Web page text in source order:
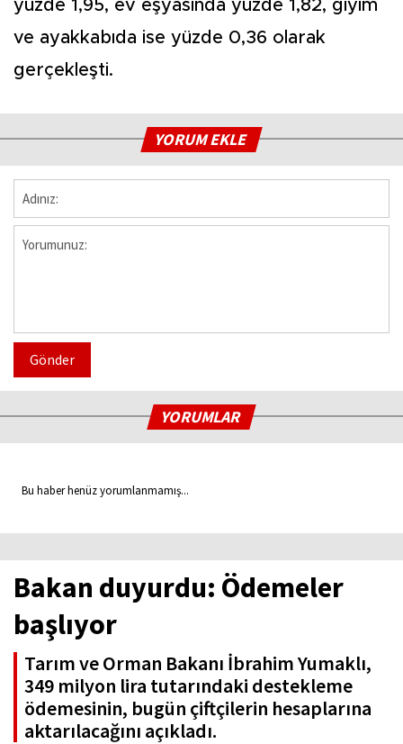
yüzde 1,95, ev eşyasında yüzde 1,82, giyim
ve ayakkabıda ise yüzde 0,36 olarak
gerçekleşti.
YORUM EKLE
Gönder
YORUMLAR
Bu haber henüz yorumlanmamış...
Bakan duyurdu: Ödemeler
başlıyor
Tarım ve Orman Bakanı İbrahim Yumaklı,
349 milyon lira tutarındaki destekleme
ödemesinin, bugün çiftçilerin hesaplarına
aktarılacağını açıkladı.